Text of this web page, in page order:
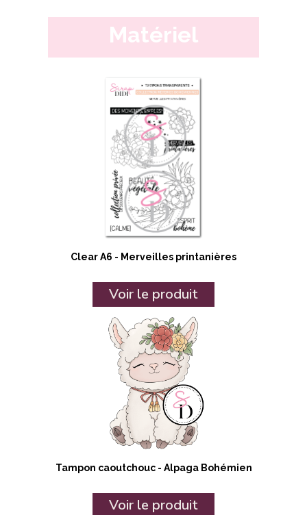
Matériel
Clear A6 - Merveilles printanières
Voir le produit
Tampon caoutchouc - Alpaga Bohémien
Voir le produit